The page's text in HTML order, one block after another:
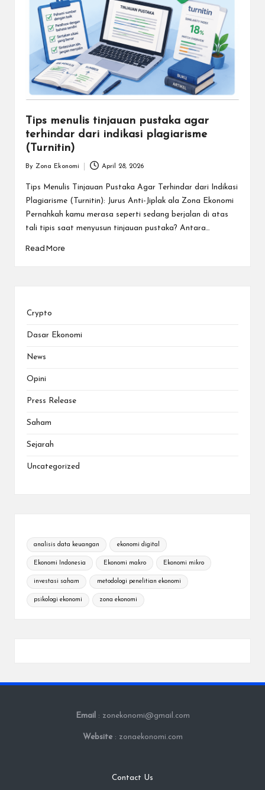
Tips menulis tinjauan pustaka agar
terhindar dari indikasi plagiarisme
(Turnitin)
Posted
by
By Zona Ekonomi April 28, 2026
Tips Menulis Tinjauan Pustaka Agar Terhindar dari Indikasi
Plagiarisme (Turnitin): Jurus Anti-Jiplak ala Zona Ekonomi
Pernahkah kamu merasa seperti sedang berjalan di atas
tali tipis saat menyusun tinjauan pustaka? Antara…
Read More
Crypto
Dasar Ekonomi
News
Opini
Press Release
Saham
Sejarah
Uncategorized
analisis data keuangan ekonomi digital
Ekonomi Indonesia Ekonomi makro Ekonomi mikro
investasi saham metodologi penelitian ekonomi
psikologi ekonomi zona ekonomi
Email : zonekonomi@gmail.com
Website : zonaekonomi.com
Contact Us